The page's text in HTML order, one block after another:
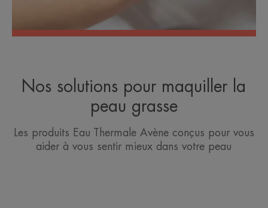
Nos solutions pour maquiller la
peau grasse
Les produits Eau Thermale Avène conçus pour vous
aider à vous sentir mieux dans votre peau